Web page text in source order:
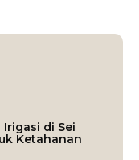
di Sei
Ketahanan